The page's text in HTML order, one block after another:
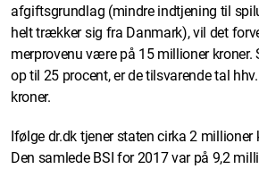
afgiftsgrundlag (mindre indtjening til
helt trækker sig fra Danmark), vil det
merprovenu være på 15 millioner
op til 25 procent, er de tilsvarende tal
kroner.
Ifølge dr.dk tjener staten cirka 2
Den samlede BSI for 2017 var på 9,2